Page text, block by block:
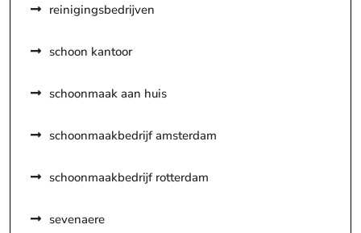
reinigingsbedrijven
schoon kantoor
schoonmaak aan huis
schoonmaakbedrijf amsterdam
schoonmaakbedrijf rotterdam
sevenaere